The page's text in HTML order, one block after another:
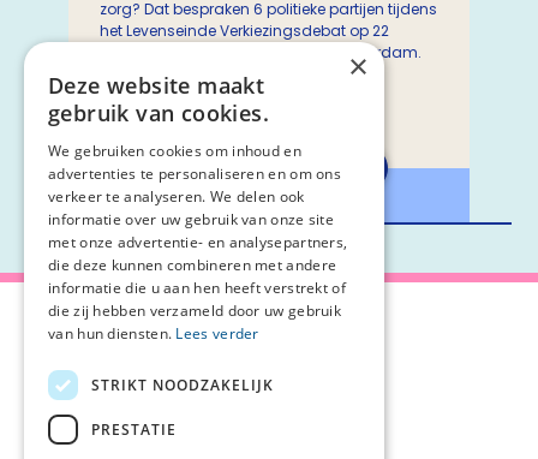
zorg? Dat bespraken 6 politieke partijen tijdens
het Levenseinde Verkiezingsdebat op 22
oktober in Pakhuis de Zwijger in Amsterdam.
Je kunt het debat terugkijken.
Bekijk het debat
Over Palliaweb
Over PZNL
Privacyverklaring
×
Deze website maakt
gebruik van cookies.
We gebruiken cookies om inhoud en
advertenties te personaliseren en om ons
verkeer te analyseren. We delen ook
informatie over uw gebruik van onze site
met onze advertentie- en analysepartners,
die deze kunnen combineren met andere
informatie die u aan hen heeft verstrekt of
die zij hebben verzameld door uw gebruik
van hun diensten. Lees verder
STRIKT NOODZAKELIJK
PRESTATIE